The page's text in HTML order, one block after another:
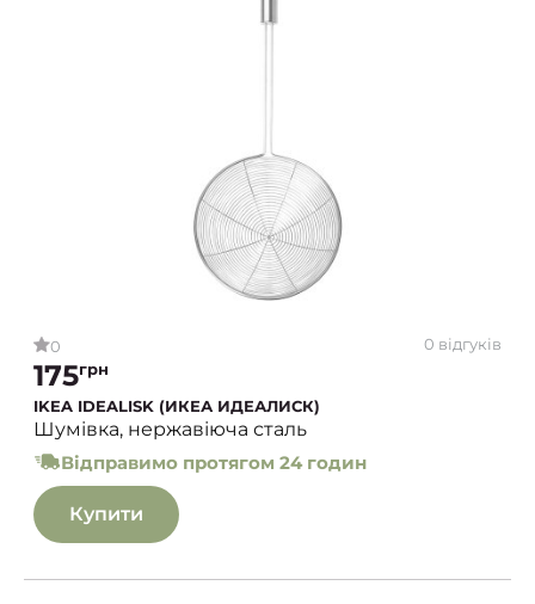
0 0 відгуків
175грн
IKEA IDEALISK (ИКЕА ИДЕАЛИСК)
Шумівка, нержавіюча сталь
Відправимо протягом 24 годин
Купити